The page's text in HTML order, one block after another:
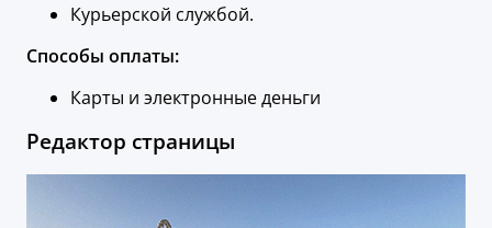
Курьерской службой.
Способы оплаты:
Карты и электронные деньги
Редактор страницы